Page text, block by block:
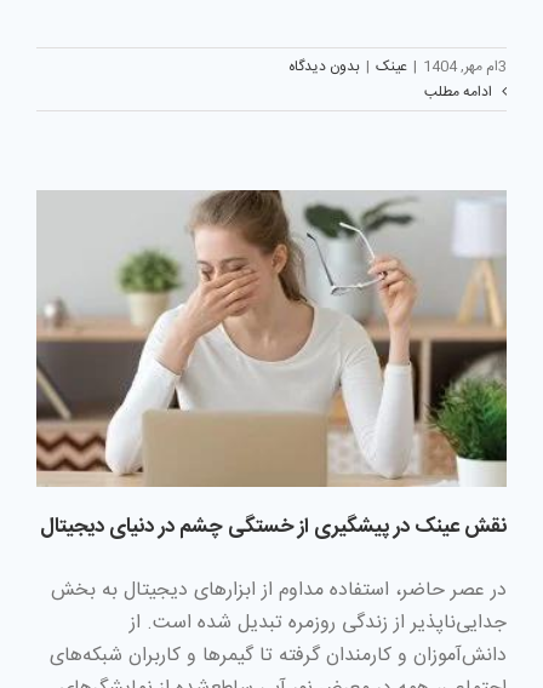
3ام مهر, 1404 | عینک | بدون دیدگاه
ادامه مطلب
نقش عینک در پیشگیری از خستگی چشم در دنیای دیجیتال
در عصر حاضر، استفاده مداوم از ابزارهای دیجیتال به بخش
جدایی‌ناپذیر از زندگی روزمره تبدیل شده است. از
دانش‌آموزان و کارمندان گرفته تا گیمرها و کاربران شبکه‌های